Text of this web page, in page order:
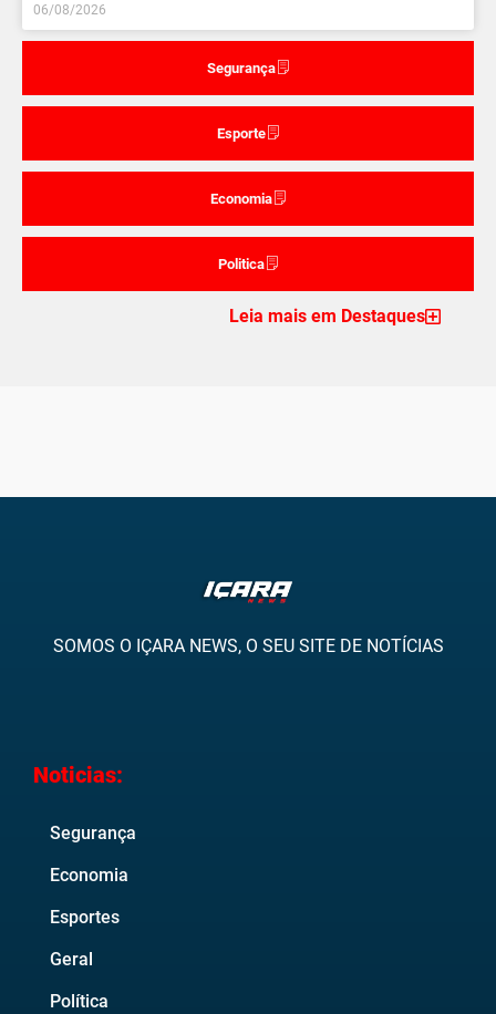
Segurança
Esporte
Economia
Politica
06/08/2026
Leia mais em Destaques
SOMOS O IÇARA NEWS, O SEU SITE DE NOTÍCIAS
Noticias:
Segurança
Economia
Esportes
Geral
Política